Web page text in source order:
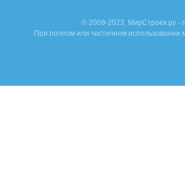
© 2009-2023, МирСтроек.ру -
При полном или частичном использовании